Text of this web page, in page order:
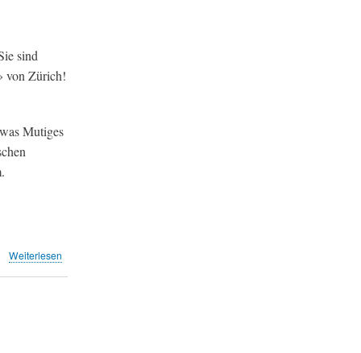
sind
von Zürich!
Mutiges
Weiterlesen